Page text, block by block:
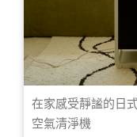
在家感受靜謐的日
空氣清淨機